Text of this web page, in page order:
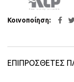
Κοινοποίηση
ΕΠΙΠΡΌΣΘΕΤΕΣ